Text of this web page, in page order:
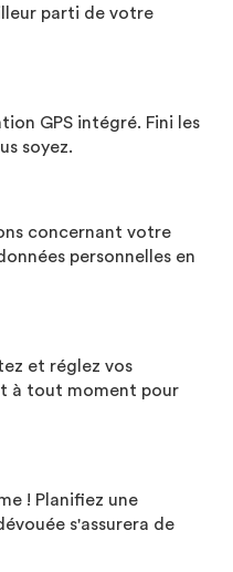
parti de votre
GPS intégré. Fini les
soyez.
concernant votre
personnelles en
et réglez vos
à tout moment pour
! Planifiez une
s'assurera de